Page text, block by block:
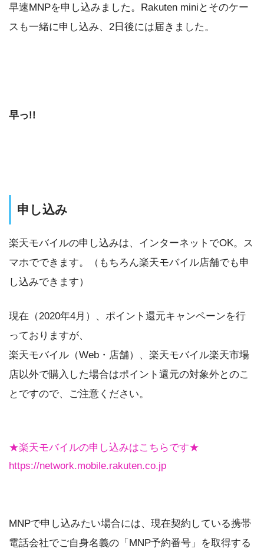
早速MNPを申し込みました。Rakuten miniとそのケー
スも一緒に申し込み、2日後には届きました。
早っ!!
申し込み
楽天モバイルの申し込みは、インターネットでOK。ス
マホでできます。（もちろん楽天モバイル店舗でも申
し込みできます）
現在（2020年4月）、ポイント還元キャンペーンを行
っておりますが、
楽天モバイル（Web・店舗）、楽天モバイル楽天市場
店以外で購入した場合はポイント還元の対象外とのこ
とですので、ご注意ください。
★楽天モバイルの申し込みはこちらです★
https://network.mobile.rakuten.co.jp
MNPで申し込みたい場合には、現在契約している携帯
電話会社でご自身名義の「MNP予約番号」を取得する